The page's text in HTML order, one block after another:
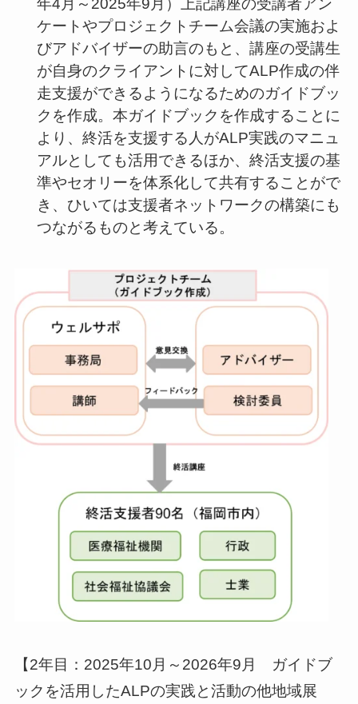
年4月～2025年9月）上記講座の受講者アン
ケートやプロジェクトチーム会議の実施およ
びアドバイザーの助言のもと、講座の受講生
が自身のクライアントに対してALP作成の伴
走支援ができるようになるためのガイドブッ
クを作成。本ガイドブックを作成することに
より、終活を支援する人がALP実践のマニュ
アルとしても活用できるほか、終活支援の基
準やセオリーを体系化して共有することがで
き、ひいては支援者ネットワークの構築にも
つながるものと考えている。
【2年目：2025年10月～2026年9月 ガイドブ
ックを活用したALPの実践と活動の他地域展